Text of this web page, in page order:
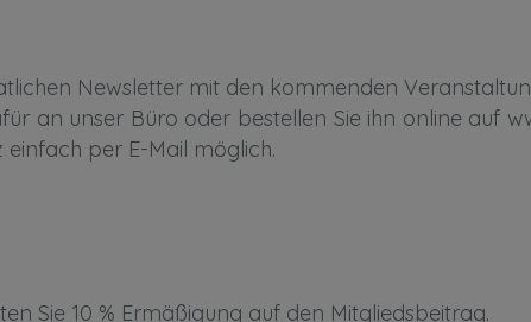
Newsletter mit den kommenden
an unser Büro oder bestellen Sie ihn online auf
per E-Mail möglich.
Sie 10 % Ermäßigung auf den Mitgliedsbeitrag.